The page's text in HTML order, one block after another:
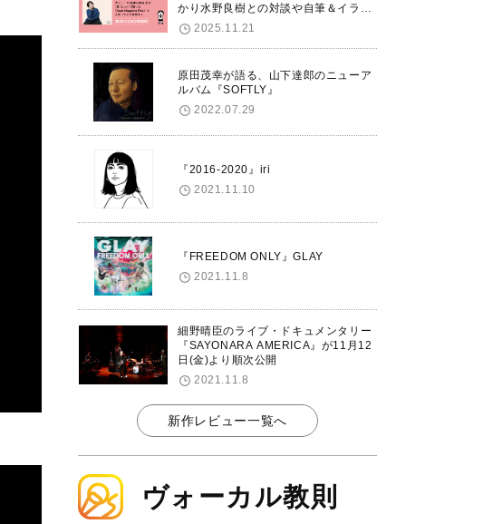
かり水野良樹との対談や自筆＆イラス
トで綴る自分史も掲載。さらに自身の
誕生日12/18に渋谷で出版記念イベン
トを開催！
2025.11.21
原田茂幸が語る、山下達郎のニューア
ルバム『SOFTLY』
2022.07.29
『2016-2020』iri
2021.11.10
『FREEDOM ONLY』GLAY
2021.11.8
細野晴臣のライブ・ドキュメンタリー
『SAYONARA AMERICA』が11月12
日(金)より順次公開
2021.11.8
新作レビュー一覧へ
ヴォーカル教則